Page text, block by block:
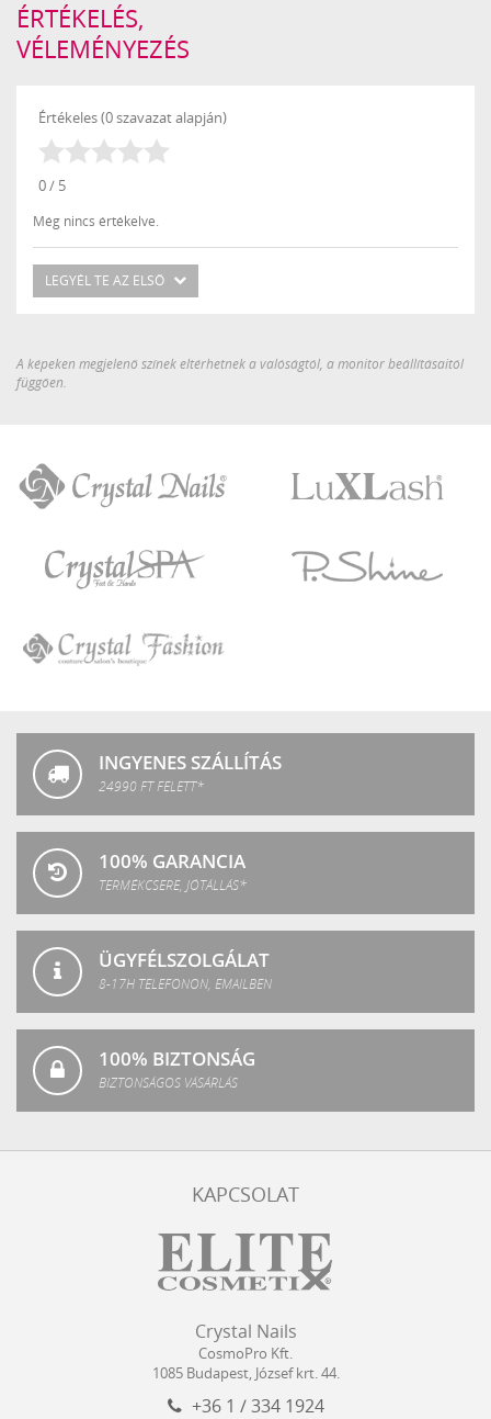
ÉRTÉKELÉS,
VÉLEMÉNYEZÉS
Értékeles (0 szavazat alapján)
0 / 5
Még nincs értékelve.
LEGYÉL TE AZ ELSŐ
A képeken megjelenő színek eltérhetnek a valóságtól, a monitor beállításaitól
függően.
SPA
INGYENES SZÁLLÍTÁS
24990 FT FELETT*
100% GARANCIA
TERMÉKCSERE, JÓTÁLLÁS*
ÜGYFÉLSZOLGÁLAT
8-17H TELEFONON, EMAILBEN
100% BIZTONSÁG
BIZTONSÁGOS VÁSÁRLÁS
KAPCSOLAT
Nails
Kft.
Crystal Nails
CosmoPro Kft.
1085 Budapest, József krt. 44.
+36 1 / 334 1924